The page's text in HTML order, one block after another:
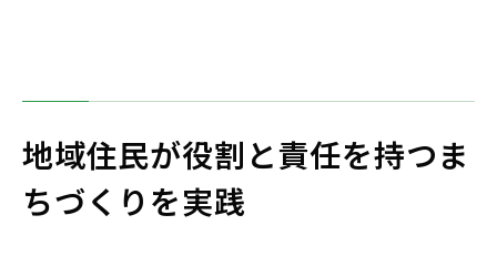
地域住民が役割と責任を持つま
ちづくりを実践